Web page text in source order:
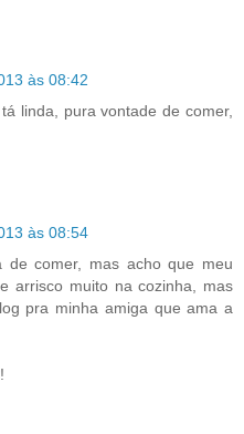
às 08:42
linda, pura vontade de comer,
às 08:54
de comer, mas acho que meu
arrisco muito na cozinha, mas
pra minha amiga que ama a